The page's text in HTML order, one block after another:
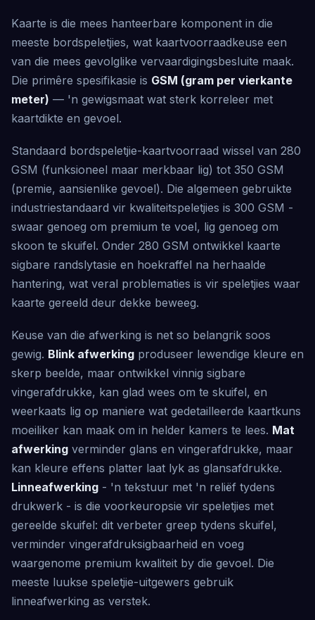
Kaarte is die mees hanteerbare komponent in die
meeste bordspeletjies, wat kaartvoorraadkeuse een
van die mees gevolglike vervaardigingsbesluite maak.
Die primêre spesifikasie is GSM (gram per vierkante
meter) — 'n gewigsmaat wat sterk korreleer met
kaartdikte en gevoel.
Standaard bordspeletjie-kaartvoorraad wissel van 280
GSM (funksioneel maar merkbaar lig) tot 350 GSM
(premie, aansienlike gevoel). Die algemeen gebruikte
industriestandaard vir kwaliteitspeletjies is 300 GSM -
swaar genoeg om premium te voel, lig genoeg om
skoon te skuifel. Onder 280 GSM ontwikkel kaarte
sigbare randslytasie en hoekraffel na herhaalde
hantering, wat veral problematies is vir speletjies waar
kaarte gereeld deur dekke beweeg.
Keuse van die afwerking is net so belangrik soos
gewig. Blink afwerking produseer lewendige kleure en
skerp beelde, maar ontwikkel vinnig sigbare
vingerafdrukke, kan glad wees om te skuifel, en
weerkaats lig op maniere wat gedetailleerde kaartkuns
moeiliker kan maak om in helder kamers te lees. Mat
afwerking verminder glans en vingerafdrukke, maar
kan kleure effens platter laat lyk as glansafdrukke.
Linneafwerking - 'n tekstuur met 'n reliëf tydens
drukwerk - is die voorkeuropsie vir speletjies met
gereelde skuifel: dit verbeter greep tydens skuifel,
verminder vingerafdruksigbaarheid en voeg
waargenome premium kwaliteit by die gevoel. Die
meeste luukse speletjie-uitgewers gebruik
linneafwerking as verstek.